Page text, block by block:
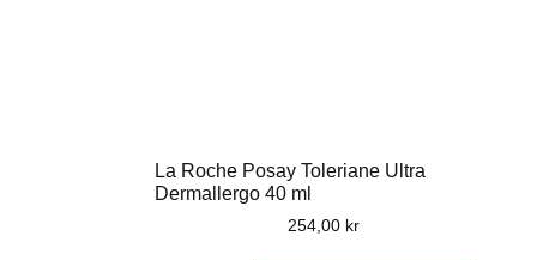
La Roche Posay Toleriane Ultra
Dermallergo 40 ml
254,00 kr